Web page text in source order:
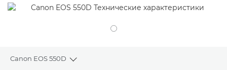
Canon EOS 550D
Toggle breadcrumbs